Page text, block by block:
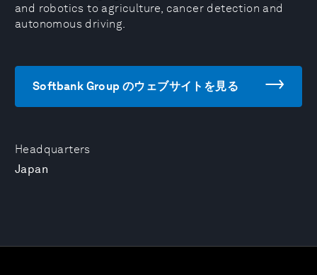
Headquarters
Japan
and robotics to agriculture, cancer detection and
autonomous driving.
Softbank Group のウェブサイトを見る